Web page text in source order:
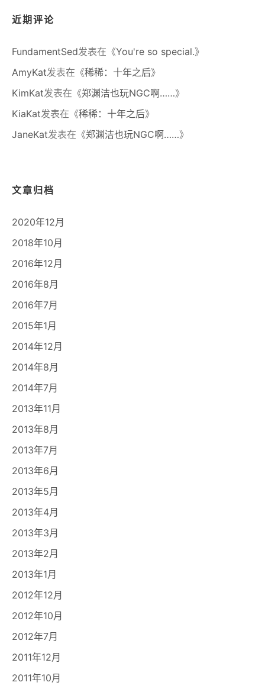
近期评论
FundamentSed发表在《You're so special.》
AmyKat发表在《稀稀：十年之后》
KimKat发表在《郑渊洁也玩NGC啊……》
KiaKat发表在《稀稀：十年之后》
JaneKat发表在《郑渊洁也玩NGC啊……》
文章归档
2020年12月
2018年10月
2016年12月
2016年8月
2016年7月
2015年1月
2014年12月
2014年8月
2014年7月
2013年11月
2013年8月
2013年7月
2013年6月
2013年5月
2013年4月
2013年3月
2013年2月
2013年1月
2012年12月
2012年10月
2012年7月
2011年12月
2011年10月